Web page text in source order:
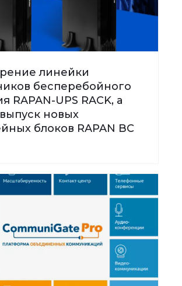
линейки
бесперебойного
RAPAN-UPS RACK, а
новых
блоков RAPAN BC